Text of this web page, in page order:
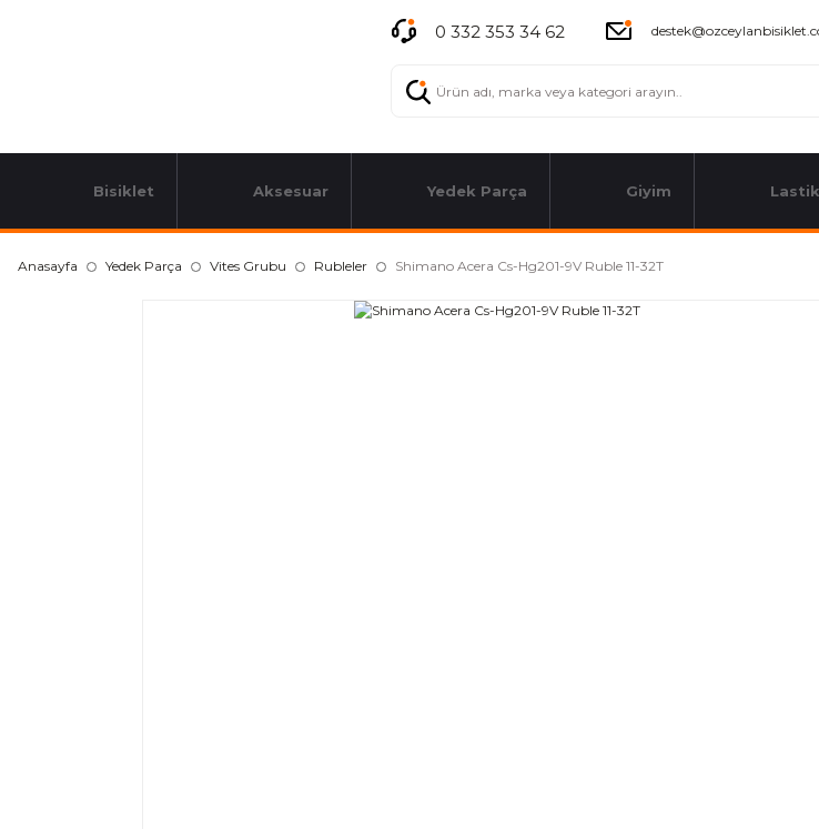
0 332 353 34 62
Bisiklet Aksesuar Yedek Parça Giyim
Anasayfa Yedek Parça Vites Grubu Rubleler Shimano Acera Cs-Hg201-9V Ruble 11-32T